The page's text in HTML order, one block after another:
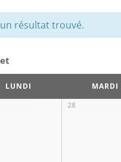
résultat trouvé.
LUNDI MARDI
28